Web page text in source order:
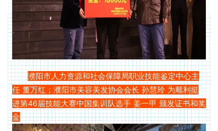
濮阳市人力资源和社会保障局职业技能鉴定中心主
任 董万红；濮阳市美容美发协会会长 孙慧玲 为顺利挺
进第46届技能大赛中国集训队选手 姜一甲 颁发证书和奖
金